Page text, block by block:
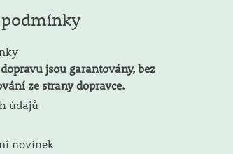
jsou garantovány, bez
ze strany dopravce.
údajů
novinek